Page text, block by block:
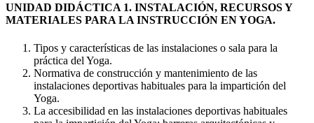
UNIDAD DIDÁCTICA 1. INSTALACIÓN, RECURSOS Y
MATERIALES PARA LA INSTRUCCIÓN EN YOGA.
Tipos y características de las instalaciones o sala para la
práctica del Yoga.
Normativa de construcción y mantenimiento de las
instalaciones deportivas habituales para la impartición del
Yoga.
La accesibilidad en las instalaciones deportivas habituales